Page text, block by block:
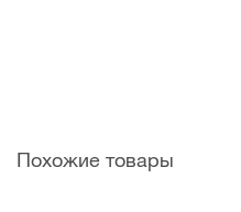
Похожие товары